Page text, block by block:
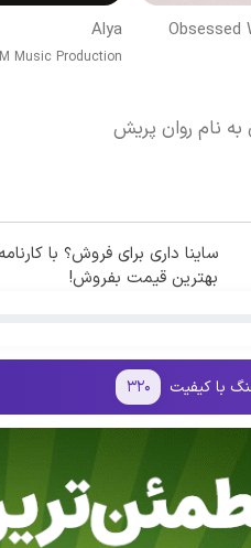
Obsessed
Alya
Music Production
نام روان پریش
ساینا داری برای فروش؟ با
بهترین قیمت بفروش!
با کیفیت ۳۲۰